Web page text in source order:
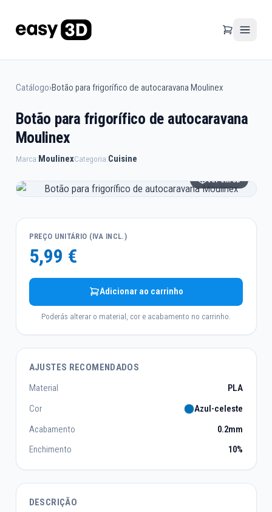
Catálogo›Botão para frigorífico de autocaravana Moulinex
Botão para frigorífico de autocaravana
Moulinex
Marca:MoulinexCategoria:Cuisine
Ver em 3D
PREÇO UNITÁRIO (IVA INCL.)
5,99 €
Adicionar ao carrinho
Poderás alterar o material, cor e acabamento no carrinho.
AJUSTES RECOMENDADOS
Material
PLA
Cor
Azul-celeste
Acabamento
0.2mm
Enchimento
10%
DESCRIÇÃO